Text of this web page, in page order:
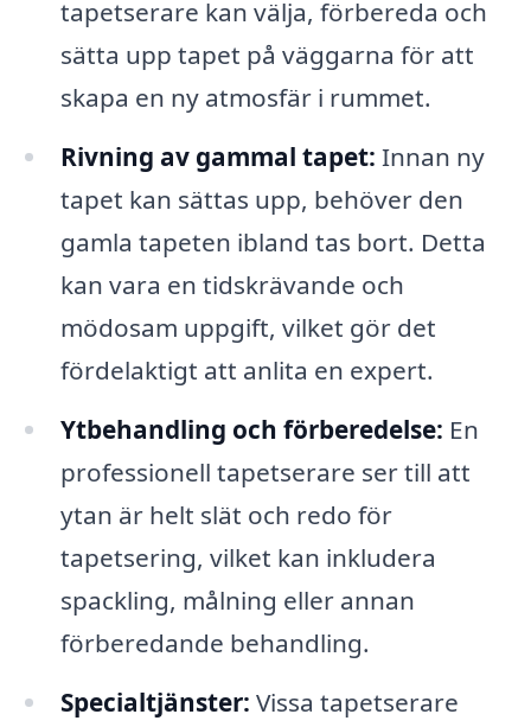
tapetserare kan välja, förbereda och
sätta upp tapet på väggarna för att
skapa en ny atmosfär i rummet.
Rivning av gammal tapet: Innan ny
tapet kan sättas upp, behöver den
gamla tapeten ibland tas bort. Detta
kan vara en tidskrävande och
mödosam uppgift, vilket gör det
fördelaktigt att anlita en expert.
Ytbehandling och förberedelse: En
professionell tapetserare ser till att
ytan är helt slät och redo för
tapetsering, vilket kan inkludera
spackling, målning eller annan
förberedande behandling.
Specialtjänster: Vissa tapetserare